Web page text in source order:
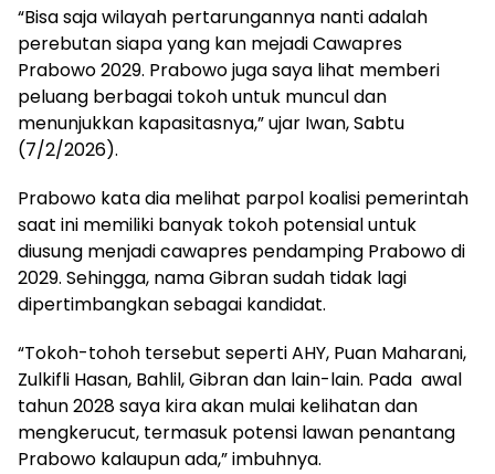
“Bisa saja wilayah pertarungannya nanti adalah
perebutan siapa yang kan mejadi Cawapres
Prabowo 2029. Prabowo juga saya lihat memberi
peluang berbagai tokoh untuk muncul dan
menunjukkan kapasitasnya,” ujar Iwan, Sabtu
(7/2/2026).
Prabowo kata dia melihat parpol koalisi pemerintah
saat ini memiliki banyak tokoh potensial untuk
diusung menjadi cawapres pendamping Prabowo di
2029. Sehingga, nama Gibran sudah tidak lagi
dipertimbangkan sebagai kandidat.
“Tokoh-tohoh tersebut seperti AHY, Puan Maharani,
Zulkifli Hasan, Bahlil, Gibran dan lain-lain. Pada awal
tahun 2028 saya kira akan mulai kelihatan dan
mengkerucut, termasuk potensi lawan penantang
Prabowo kalaupun ada,” imbuhnya.